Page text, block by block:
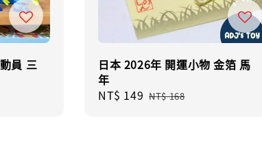
員 三
日本 2026年 開運小物 金箔 馬
年
Sale
NT$ 149 Regular
NT$ 168